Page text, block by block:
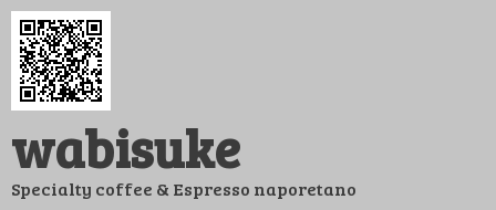
コ
ン
ツ
ス
wabisuke
Specialty coffee & Espresso naporetano